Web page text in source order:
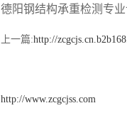
德阳钢结构承重检测专
上一篇:http://
http://www.zcgcjss.com